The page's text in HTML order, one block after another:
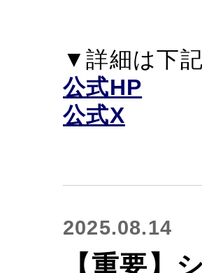
▼詳細は下
公式HP
公式X
2025.08.14
【重要】